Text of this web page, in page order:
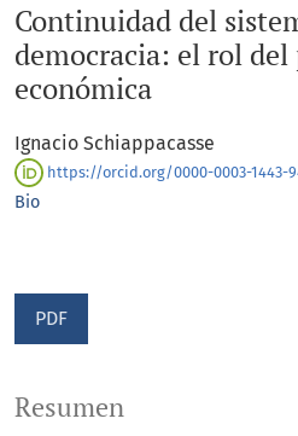
Continuidad del
democracia: el rol
económica
Ignacio Schiappacasse
https://orcid.org/0000-0003-1443-
Bio
PDF
Resumen